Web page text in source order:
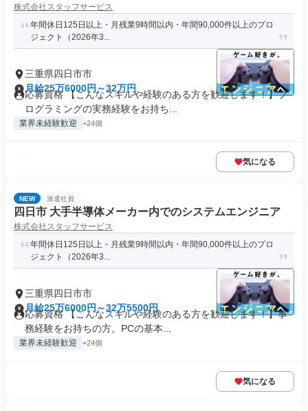
株式会社スタッフサービス
年間休日125日以上・月残業9時間以内・年間90,000件以上のプロ
ジェクト（2026年3...
三重県四日市市
月給25万6000円～32万円
応募資格 【こんなスキルや経験のある方を歓迎します！】プ
ログラミングの実務経験をお持ち...
業界未経験歓迎 +24個
気になる
NEW 派遣社員
四日市 大手半導体メーカー内でのシステムエンジニア
株式会社スタッフサービス
年間休日125日以上・月残業9時間以内・年間90,000件以上のプロ
ジェクト（2026年3...
三重県四日市市
月給25万6000円～32万5500円
応募資格 【こんなスキルや経験のある方を歓迎します！】事
務経験をお持ちの方。PCの基本...
業界未経験歓迎 +24個
気になる